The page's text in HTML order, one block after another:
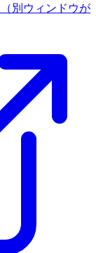
（別ウィンドウが